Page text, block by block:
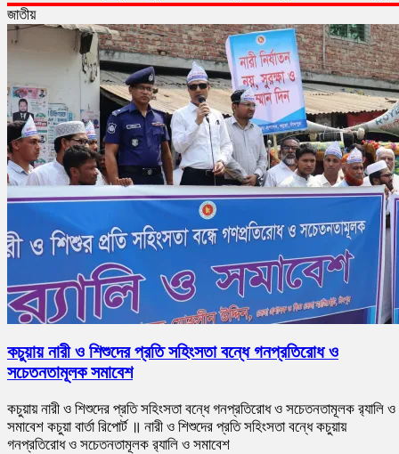
জাতীয়
কচুয়ায় নারী ও শিশুদের প্রতি সহিংসতা বন্ধে গনপ্রতিরোধ ও
সচেতনতামূলক সমাবেশ
কচুয়ায় নারী ও শিশুদের প্রতি সহিংসতা বন্ধে গনপ্রতিরোধ ও সচেতনতামূলক র‌্যালি ও
সমাবেশ কচুয়া বার্তা রিপোর্ট ॥ নারী ও শিশুদের প্রতি সহিংসতা বন্ধে কচুয়ায়
গনপ্রতিরোধ ও সচেতনতামূলক র‌্যালি ও সমাবেশ